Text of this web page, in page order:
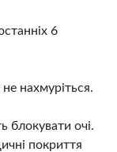
6
нахмуріться.
блокувати очі.
покриття